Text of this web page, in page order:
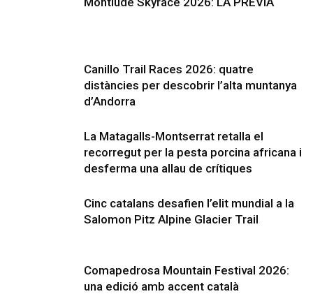
Canillo Trail Races 2026: quatre
distàncies per descobrir l’alta muntanya
d’Andorra
La Matagalls-Montserrat retalla el
recorregut per la pesta porcina africana i
desferma una allau de crítiques
Cinc catalans desafien l’elit mundial a la
Salomon Pitz Alpine Glacier Trail
Comapedrosa Mountain Festival 2026:
una edició amb accent català